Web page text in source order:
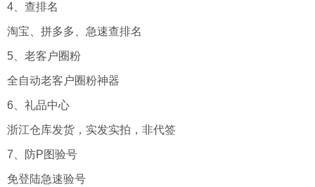
4、查排名
淘宝、拼多多、急速查排名
5、老客户圈粉
全自动老客户圈粉神器
6、礼品中心
浙江仓库发货，实发实拍，非代签
7、防P图验号
免登陆急速验号